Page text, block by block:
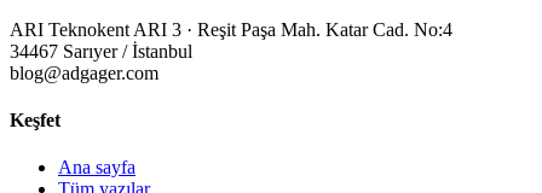
ARI Teknokent ARI 3 · Reşit Paşa Mah. Katar Cad. No:4
34467 Sarıyer / İstanbul
blog@adgager.com
Keşfet
Ana sayfa